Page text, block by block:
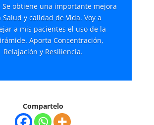
Se obtiene una importante mejora
Salud y calidad de Vida. Voy a
a mis pacientes el uso de la
Aporta Concentración,
Relajación y Resiliencia.
Compartelo